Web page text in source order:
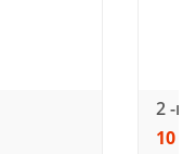
2 -
10